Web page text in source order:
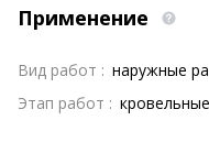
Применение
Вид работ : наружные
Этап работ :